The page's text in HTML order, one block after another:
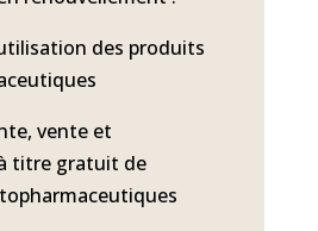
des produits
vente et
titre gratuit de